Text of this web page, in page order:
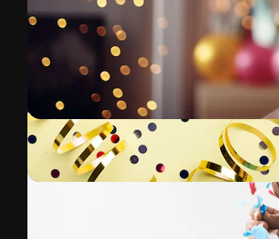
Copyright © 2010- 2026Freepik Company